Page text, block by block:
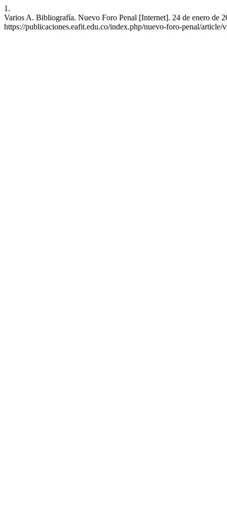
1.
Varios A. Bibliografía. Nuevo Foro Penal [Internet]. 24 de enero de
https://publicaciones.eafit.edu.co/index.php/nuevo-foro-penal/article/